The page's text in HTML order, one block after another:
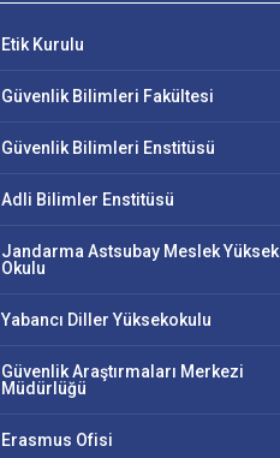
Etik Kurulu
Güvenlik Bilimleri Fakültesi
Güvenlik Bilimleri Enstitüsü
Adli Bilimler Enstitüsü
Jandarma Astsubay Meslek Yüksek
Okulu
Yabancı Diller Yüksekokulu
Güvenlik Araştırmaları Merkezi
Müdürlüğü
Erasmus Ofisi